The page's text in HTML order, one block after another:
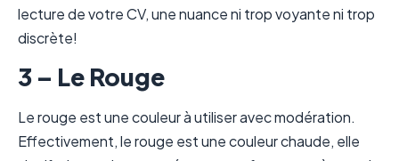
lecture de votre CV, une nuance ni trop voyante ni trop
discrète!
3 – Le Rouge
Le rouge est une couleur à utiliser avec modération.
Effectivement, le rouge est une couleur chaude, elle